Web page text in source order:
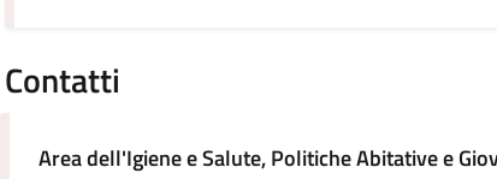
Contatti
Area dell'Igiene e Salute, Politiche Abitative e